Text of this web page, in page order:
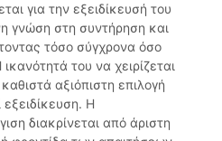
για την εξειδίκευσή του
γνώση στη συντήρηση και
τόσο σύγχρονα όσο
του να χειρίζεται
αξιόπιστη επιλογή
Η
διακρίνεται από άριστη